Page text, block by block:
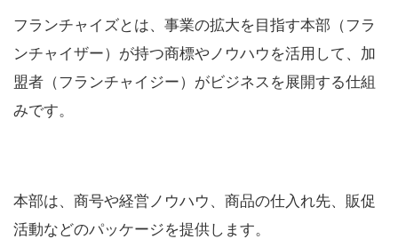
フランチャイズとは、事業の拡大を目指す本部（フラ
ンチャイザー）が持つ商標やノウハウを活用して、加
盟者（フランチャイジー）がビジネスを展開する仕組
みです。
本部は、商号や経営ノウハウ、商品の仕入れ先、販促
活動などのパッケージを提供します。